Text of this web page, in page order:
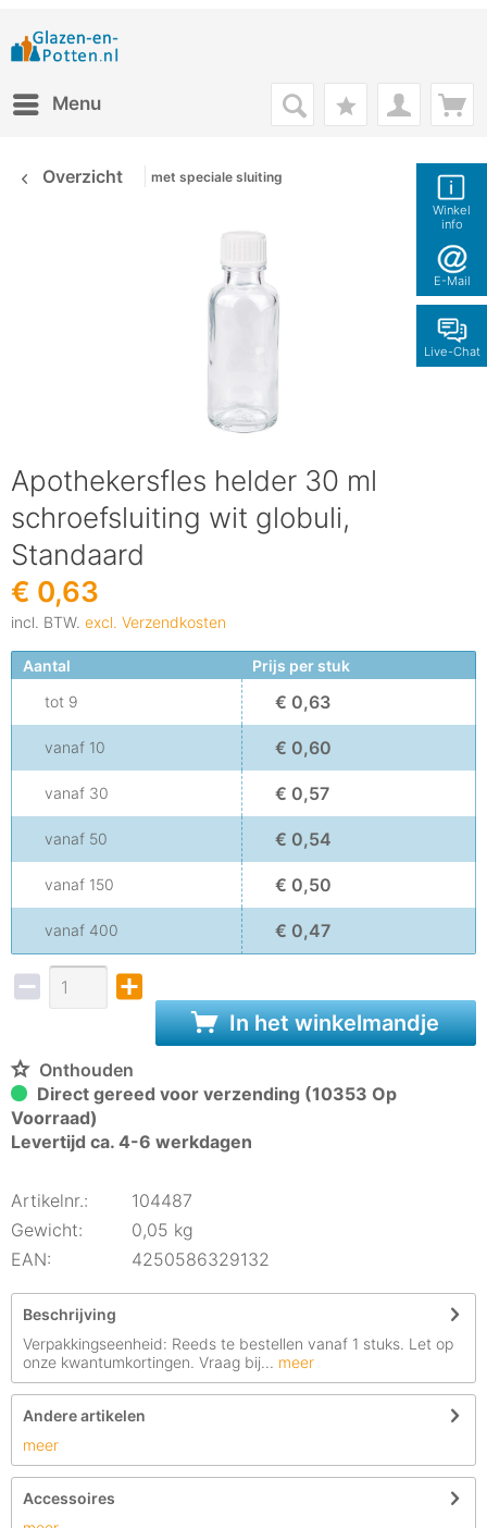
Winkel
info
E-Mail
Live-Chat
Menu
Overzicht met speciale sluiting
Apothekersfles helder 30 ml
schroefsluiting wit globuli,
Standaard
€ 0,63
incl. BTW. excl. Verzendkosten
Aantal
Prijs per stuk
tot 9 € 0,63
vanaf 10 € 0,60
vanaf 30 € 0,57
vanaf 50 € 0,54
vanaf 150 € 0,50
vanaf 400 € 0,47
In het winkelmandje
Onthouden
Direct gereed voor verzending (10353 Op
Voorraad)
Levertijd ca. 4-6 werkdagen
Artikelnr.:
104487
Gewicht:
0,05 kg
EAN:
4250586329132
Beschrijving
Verpakkingseenheid: Reeds te bestellen vanaf 1 stuks. Let op
onze kwantumkortingen. Vraag bij... meer
Andere artikelen
meer
Accessoires